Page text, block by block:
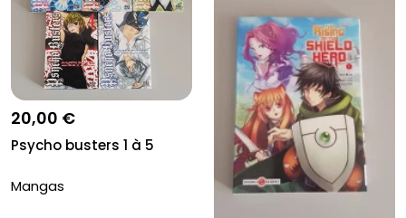
20,00 €
Psycho busters 1 à 5
Mangas